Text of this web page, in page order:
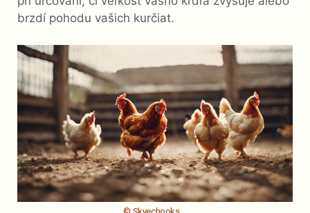
brzdí pohodu vašich kurčiat.